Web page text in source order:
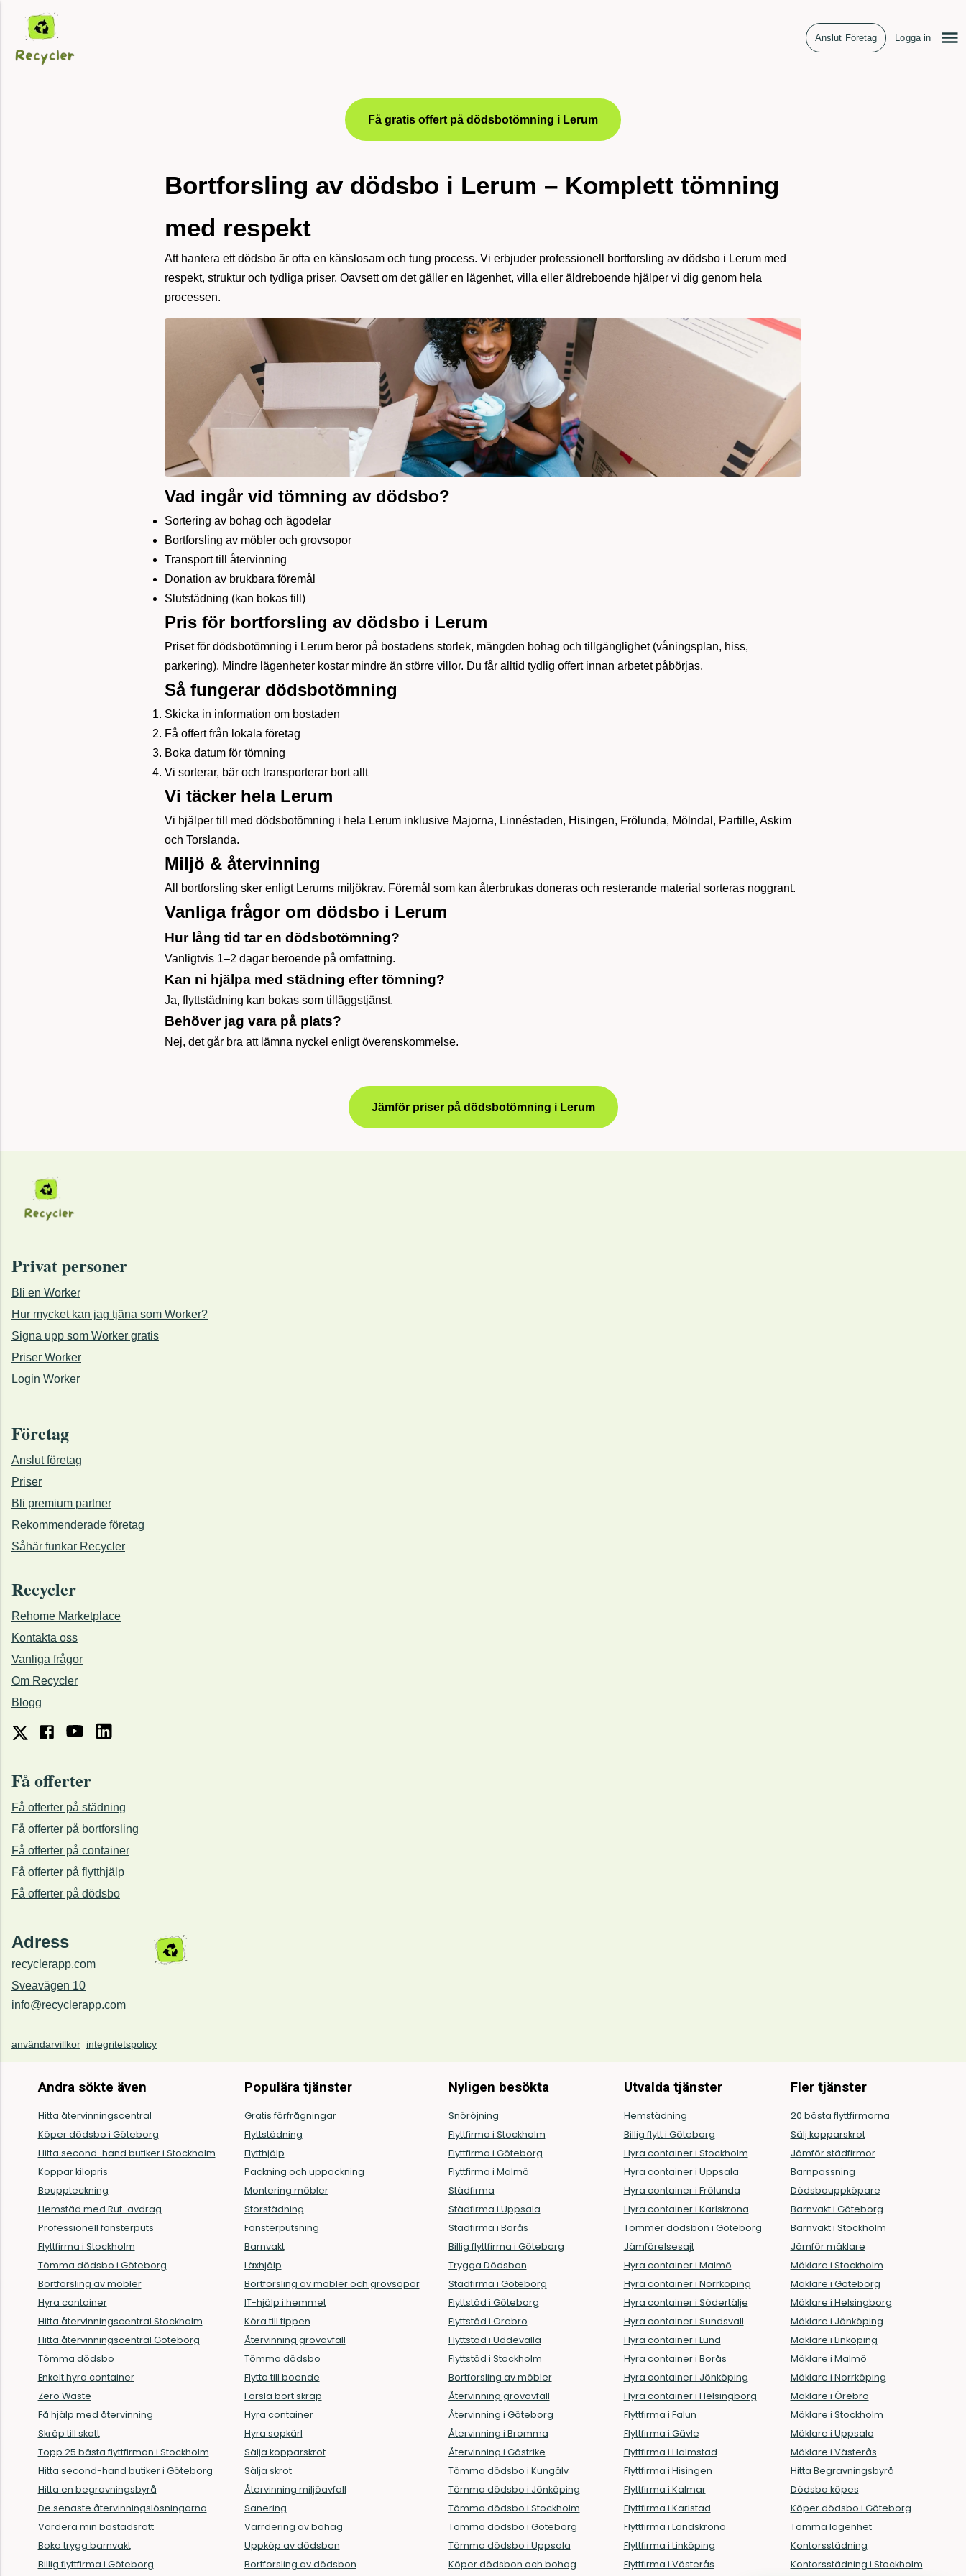
Anslut Företag Logga in
Få gratis offert på dödsbotömning i Lerum
Bortforsling av dödsbo i Lerum – Komplett tömning
med respekt
Att hantera ett dödsbo är ofta en känslosam och tung process. Vi erbjuder professionell bortforsling av dödsbo i Lerum med
respekt, struktur och tydliga priser. Oavsett om det gäller en lägenhet, villa eller äldreboende hjälper vi dig genom hela
processen.
Vad ingår vid tömning av dödsbo?
Sortering av bohag och ägodelar
Bortforsling av möbler och grovsopor
Transport till återvinning
Donation av brukbara föremål
Slutstädning (kan bokas till)
Pris för bortforsling av dödsbo i Lerum
Priset för dödsbotömning i Lerum beror på bostadens storlek, mängden bohag och tillgänglighet (våningsplan, hiss,
parkering). Mindre lägenheter kostar mindre än större villor. Du får alltid tydlig offert innan arbetet påbörjas.
Så fungerar dödsbotömning
Skicka in information om bostaden
Få offert från lokala företag
Boka datum för tömning
Vi sorterar, bär och transporterar bort allt
Vi täcker hela Lerum
Vi hjälper till med dödsbotömning i hela Lerum inklusive Majorna, Linnéstaden, Hisingen, Frölunda, Mölndal, Partille, Askim
och Torslanda.
Miljö & återvinning
All bortforsling sker enligt Lerums miljökrav. Föremål som kan återbrukas doneras och resterande material sorteras noggrant.
Vanliga frågor om dödsbo i Lerum
Hur lång tid tar en dödsbotömning?
Vanligtvis 1–2 dagar beroende på omfattning.
Kan ni hjälpa med städning efter tömning?
Ja, flyttstädning kan bokas som tilläggstjänst.
Behöver jag vara på plats?
Nej, det går bra att lämna nyckel enligt överenskommelse.
Jämför priser på dödsbotömning i Lerum
Privat personer
Bli en Worker
Hur mycket kan jag tjäna som Worker?
Signa upp som Worker gratis
Priser Worker
Login Worker
Företag
Anslut företag
Priser
Bli premium partner
Rekommenderade företag
Såhär funkar Recycler
Recycler
Rehome Marketplace
Kontakta oss
Vanliga frågor
Om Recycler
Blogg
Få offerter
Få offerter på städning
Få offerter på bortforsling
Få offerter på container
Få offerter på flytthjälp
Få offerter på dödsbo
Adress
recyclerapp.com
Sveavägen 10
info@recyclerapp.com
användarvillkor integritetspolicy
Andra sökte även
Hitta återvinningscentral
Köper dödsbo i Göteborg
Hitta second-hand butiker i Stockholm
Koppar kilopris
Bouppteckning
Hemstäd med Rut-avdrag
Professionell fönsterputs
Flyttfirma i Stockholm
Tömma dödsbo i Göteborg
Bortforsling av möbler
Hyra container
Hitta återvinningscentral Stockholm
Hitta återvinningscentral Göteborg
Tömma dödsbo
Enkelt hyra container
Zero Waste
Få hjälp med återvinning
Skräp till skatt
Topp 25 bästa flyttfirman i Stockholm
Hitta second-hand butiker i Göteborg
Hitta en begravningsbyrå
De senaste återvinningslösningarna
Värdera min bostadsrätt
Boka trygg barnvakt
Billig flyttfirma i Göteborg
Populära tjänster
Gratis förfrågningar
Flyttstädning
Flytthjälp
Packning och uppackning
Montering möbler
Storstädning
Fönsterputsning
Barnvakt
Läxhjälp
Bortforsling av möbler och grovsopor
IT-hjälp i hemmet
Köra till tippen
Återvinning grovavfall
Tömma dödsbo
Flytta till boende
Forsla bort skräp
Hyra container
Hyra sopkärl
Sälja kopparskrot
Sälja skrot
Återvinning miljöavfall
Sanering
Värrdering av bohag
Uppköp av dödsbon
Bortforsling av dödsbon
Nyligen besökta
Snöröjning
Flyttfirma i Stockholm
Flyttfirma i Göteborg
Flyttfirma i Malmö
Städfirma
Städfirma i Uppsala
Städfirma i Borås
Billig flyttfirma i Göteborg
Trygga Dödsbon
Städfirma i Göteborg
Flyttstäd i Göteborg
Flyttstäd i Örebro
Flyttstäd i Uddevalla
Flyttstäd i Stockholm
Bortforsling av möbler
Återvinning grovavfall
Återvinning i Göteborg
Återvinning i Bromma
Återvinning i Gästrike
Tömma dödsbo i Kungälv
Tömma dödsbo i Jönköping
Tömma dödsbo i Stockholm
Tömma dödsbo i Göteborg
Tömma dödsbo i Uppsala
Köper dödsbon och bohag
Utvalda tjänster
Hemstädning
Billig flytt i Göteborg
Hyra container i Stockholm
Hyra container i Uppsala
Hyra container i Frölunda
Hyra container i Karlskrona
Tömmer dödsbon i Göteborg
Jämförelsesajt
Hyra container i Malmö
Hyra container i Norrköping
Hyra container i Södertälje
Hyra container i Sundsvall
Hyra container i Lund
Hyra container i Borås
Hyra container i Jönköping
Hyra container i Helsingborg
Flyttfirma i Falun
Flyttfirma i Gävle
Flyttfirma i Halmstad
Flyttfirma i Hisingen
Flyttfirma i Kalmar
Flyttfirma i Karlstad
Flyttfirma i Landskrona
Flyttfirma i Linköping
Flyttfirma i Västerås
Fler tjänster
20 bästa flyttfirmorna
Sälj kopparskrot
Jämför städfirmor
Barnpassning
Dödsbouppköpare
Barnvakt i Göteborg
Barnvakt i Stockholm
Jämför mäklare
Mäklare i Stockholm
Mäklare i Göteborg
Mäklare i Helsingborg
Mäklare i Jönköping
Mäklare i Linköping
Mäklare i Malmö
Mäklare i Norrköping
Mäklare i Örebro
Mäklare i Stockholm
Mäklare i Uppsala
Mäklare i Västerås
Hitta Begravningsbyrå
Dödsbo köpes
Köper dödsbo i Göteborg
Tömma lägenhet
Kontorsstädning
Kontorsstädning i Stockholm